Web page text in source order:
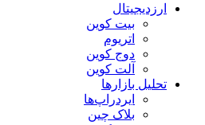
ارزدیجیتال
بیت کوین
اتریوم
دوج کوین
آلت کوین
تحلیل بازارها
ایردراپ‌ها
بلاک چین